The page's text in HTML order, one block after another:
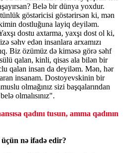
Belə bir dünya yoxdur.
göstəricisi göstərirsən ki, mən
dostluğuna layiq deyiləm.
dostu axtarma, yaxşı dost ol ki,
səhv edən insanlara arxamızı
Biz özümüz də kiməsə görə səhf
qalan, kinli, qisas ala bilən bir
qalan insan da deyiləm. Mən, hər
insanam. Dostoyevskinin bir
olmağınız sizi başqalarından
olmalısınız".
qadını tusun, amma qadının
nə ifadə edir?